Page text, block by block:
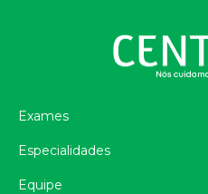
Exames
Especialidades
Equipe